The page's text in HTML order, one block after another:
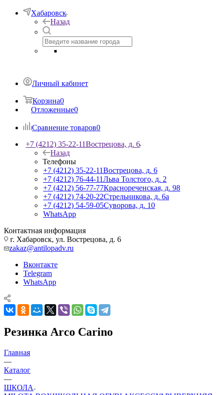
Хабаровск
Назад
Личный кабинет
Корзина0
Отложенные0
Сравнение товаров0
+7 (4212) 35-22-11Вострецова, д. 6
Назад
Телефоны
+7 (4212) 35-22-11Вострецова, д. 6
+7 (4212) 76-44-11Льва Толстого, д. 2
+7 (4212) 56-77-77Краснореченская, д. 98
+7 (4212) 74-20-22Стрельникова, д. 6а
+7 (4212) 54-59-05Суворова, д. 10
WhatsApp
Контактная информация
г. Хабаровск, ул. Вострецова, д. 6
zakaz@antilopadv.ru
Вконтакте
Telegram
WhatsApp
Резинка Arco Carino
Главная
—
Каталог
—
ШКОЛА